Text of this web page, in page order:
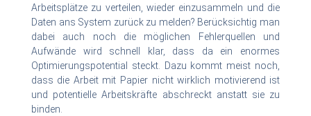
Arbeitsplätze zu verteilen, wieder einzusammeln und die
Daten ans System zurück zu melden? Berücksichtig man
dabei auch noch die möglichen Fehlerquellen und
Aufwände wird schnell klar, dass da ein enormes
Optimierungspotential steckt. Dazu kommt meist noch,
dass die Arbeit mit Papier nicht wirklich motivierend ist
und potentielle Arbeitskräfte abschreckt anstatt sie zu
binden.